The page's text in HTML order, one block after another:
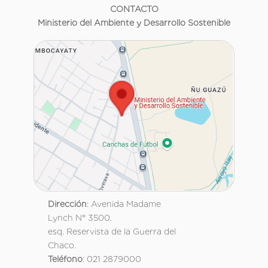
CONTACTO
Ministerio del Ambiente y Desarrollo Sostenible
Dirección: Avenida Madame
Lynch N° 3500.
esq. Reservista de la Guerra del
Chaco.
Teléfono: 021 2879000